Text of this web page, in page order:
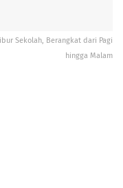
Sekolah, Berangkat dari Pagi
hingga Malam